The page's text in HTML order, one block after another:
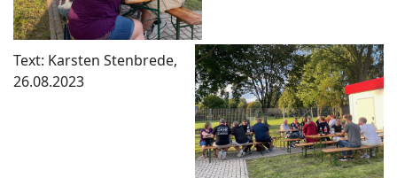
Text: Karsten Stenbrede,
26.08.2023